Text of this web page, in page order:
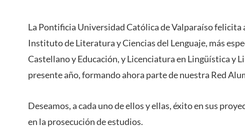
La Pontificia Universidad Católica de Valparaíso felicita
Instituto de Literatura y Ciencias del Lenguaje, más
Castellano y Educación, y Licenciatura en Lingüística y
presente año,formando ahora parte de nuestra Red
Deseamos, a cada uno de ellos y ellas, éxito en sus
en la prosecución de estudios.